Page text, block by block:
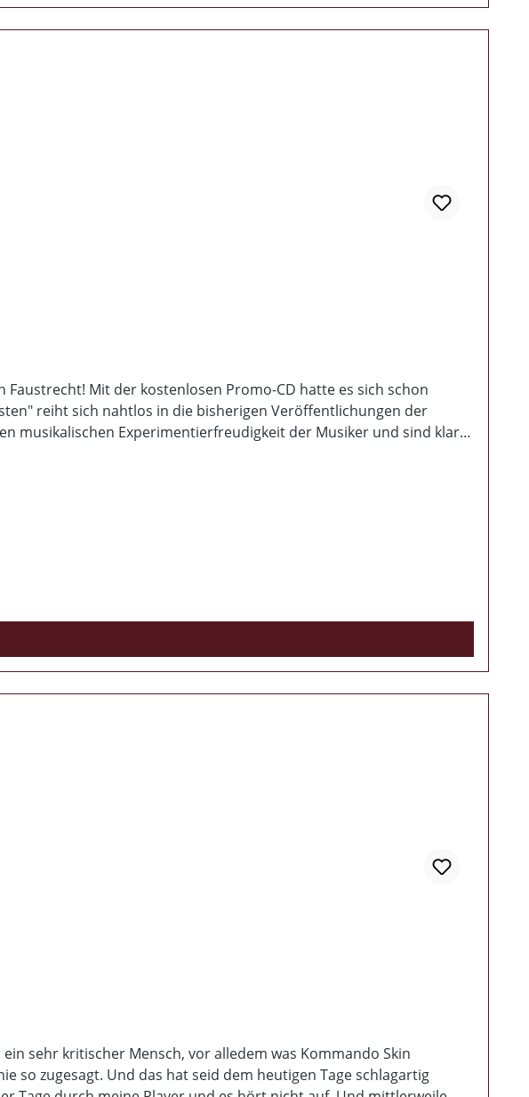
Mit der kostenlosen Promo-CD hatte es sich schon
Veröffentlichungen der
musikalischen Experimentierfreudigkeit der Musiker und sind klar
sehr kritischer Mensch, vor alledem was Kommando Skin
so zugesagt. Und das hat seid dem heutigen Tage schlagartig